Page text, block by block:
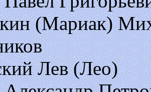
(Мариак)
Лев (Лео)